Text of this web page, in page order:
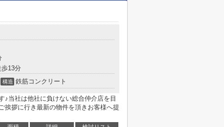
歩13分
構造 鉄筋コンクリート
♪当社は他社に負けない総合仲介店を目
挨拶に行き最新の物件を頂きお客様へ提